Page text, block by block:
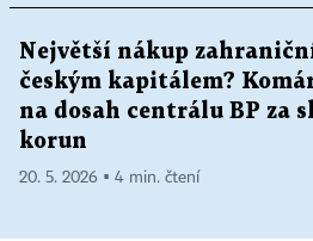
Největší nákup
českým kapitálem?
na dosah centrálu BP za
korun
20. 5. 2026 ▪ 4 min. čtení